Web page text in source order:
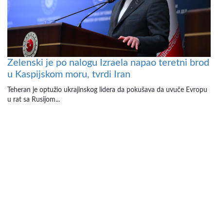
Zelenski je po nalogu Izraela napao teretni brod
u Kaspijskom moru, tvrdi Iran
Teheran je optužio ukrajinskog lidera da pokušava da uvuče Evropu
u rat sa Rusijom...